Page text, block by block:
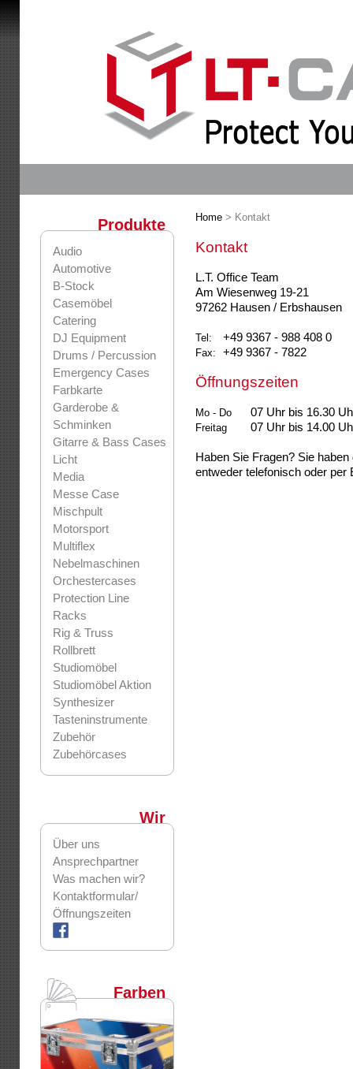
Produkte
Audio
Automotive
B-Stock
Casemöbel
Catering
DJ Equipment
Drums / Percussion
Emergency Cases
Farbkarte
Garderobe &
Schminken
Gitarre & Bass Cases
Licht
Media
Messe Case
Mischpult
Motorsport
Multiflex
Nebelmaschinen
Orchestercases
Protection Line
Racks
Rig & Truss
Rollbrett
Studiomöbel
Studiomöbel Aktion
Synthesizer
Tasteninstrumente
Zubehör
Zubehörcases
Wir
Über uns
Ansprechpartner
Was machen wir?
Kontaktformular/
Öffnungszeiten
Farben
Home > Kontakt
Kontakt
L.T. Office Team
Am Wiesenweg 19-21
97262 Hausen / Erbshausen
Tel: +49 9367 - 988 408 0
Fax: +49 9367 - 7822
Öffnungszeiten
Mo - Do 07 Uhr bis 16.30
Freitag 07 Uhr bis 14.00
Haben Sie Fragen? Sie
entweder telefonisch oder